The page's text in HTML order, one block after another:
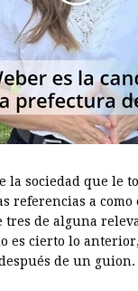
sociedad que le
referencias a
de alguna
es cierto lo
de un guion.